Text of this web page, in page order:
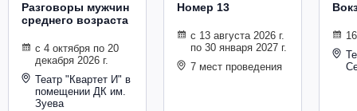
Разговоры мужчин
среднего возраста
с 4 октября по 20
декабря 2026 г.
Театр "Квартет И" в
помещении ДК им.
Зуева
Номер 13
с 13 августа 2026 г.
по 30 января 2027 г.
7 мест проведения